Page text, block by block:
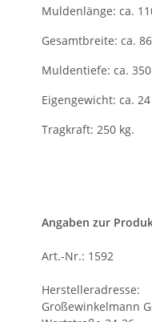
Muldenlänge: ca.
Gesamtbreite: ca.
Muldentiefe: ca.
Eigengewicht: ca.
Tragkraft: 250 kg.
Angaben zur
Art.-Nr.: 1592
Herstelleradresse:
Großewinkelmann